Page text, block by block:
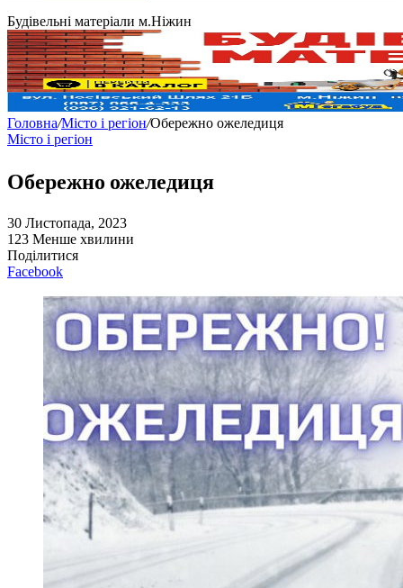
Будівельні матеріали м.Ніжин
Головна/Місто і регіон/Обережно ожеледиця
Місто і регіон
Обережно ожеледиця
30 Листопада, 2023
123 Менше хвилини
Поділитися
Facebook